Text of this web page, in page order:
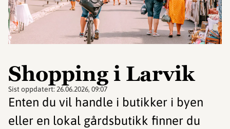
Shopping i Larvik
Sist oppdatert: 26.06.2026, 09:07
Enten du vil handle i butikker i byen
eller en lokal gårdsbutikk finner du